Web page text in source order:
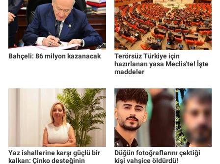
Bahçeli: 86 milyon kazanacak
Terörsüz Türkiye için
hazırlanan yasa Meclis'te! İşte
maddeler
Yaz ishallerine karşı güçlü bir
kalkan: Çinko desteğinin
Düğün fotoğraflarını çektiği
kişi vahşice öldürdü!